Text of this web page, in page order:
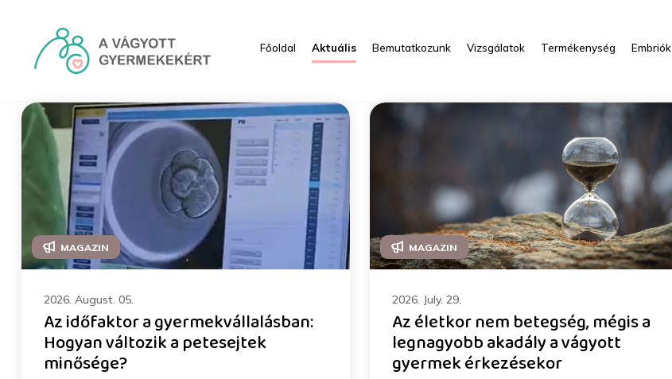
Főoldal Aktuális Bemutatkozunk Vizsgálatok Termékenység Embriók
Média - HRI
MAGAZIN
2026. August. 05.
Az időfaktor a gyermekvállalásban:
Hogyan változik a petesejtek
minősége?
MAGAZIN
2026. July. 29.
Az életkor nem betegség, mégis a
legnagyobb akadály a vágyott
gyermek érkezésekor